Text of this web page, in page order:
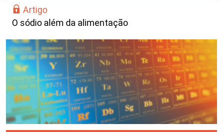
Artigo
O sódio além da alimentação